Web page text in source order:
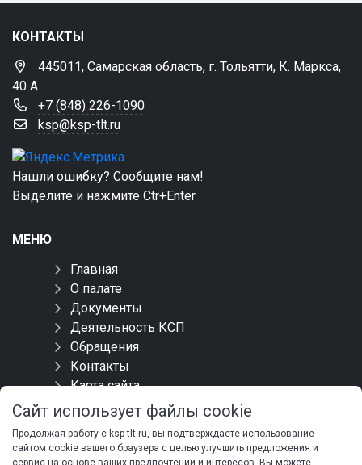
КОНТАКТЫ
445011, Самарская область, г. Тольятти, К. Маркса,
40 А
+7 (848) 226-1090
ksp@ksp-tlt.ru
Нашли ошибку? Сообщите нам!
Выделите и нажмите Ctr+Enter
МЕНЮ
Главная
О палате
Документы
Деятельность КСП
Обращения
Контакты
Карта сайта
СОЦИАЛЬНЫЕ СЕТИ
Сайт использует файлы cookie
Продолжая работу с ksp-tlt.ru, вы подтверждаете использование
сайтом cookie вашего браузера с целью улучшить предложения и